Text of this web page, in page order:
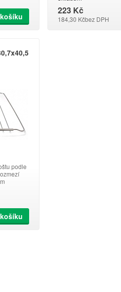
223 Kč
184,30 Kčbez DPH
podle